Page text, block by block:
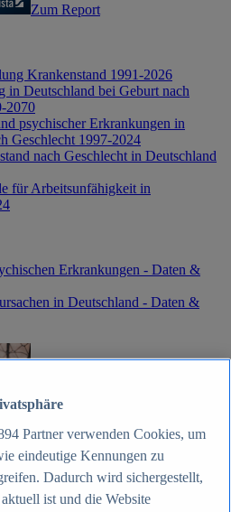
Zum Report
Krankenstand 1991-2026
in Deutschland bei Geburt nach
2070
psychischer Erkrankungen in
Geschlecht 1997-2024
nach Geschlecht in Deutschland
für Arbeitsunfähigkeit in
Erkrankungen - Daten &
in Deutschland - Daten &
Zum Report
Media-Nutzer weltweit 2012-2025
Partner verwenden Cookies, um
eindeutige Kennungen zu
Dadurch wird sichergestellt,
ist und die Website